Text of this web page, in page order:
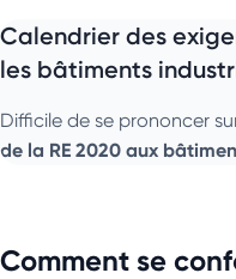
Calendrier des
les bâtiments
Difficile de se prononcer
de la RE 2020 aux
Comment se